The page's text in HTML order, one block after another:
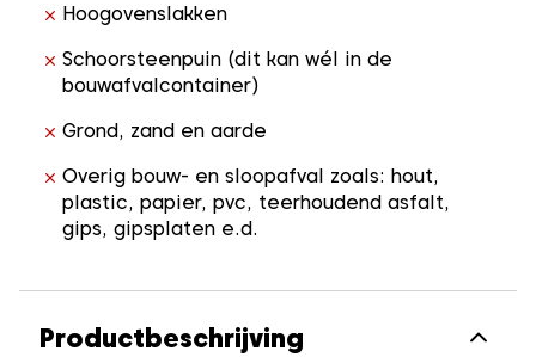
Hoogovenslakken
Schoorsteenpuin (dit kan wél in de
bouwafvalcontainer)
Grond, zand en aarde
Overig bouw- en sloopafval zoals: hout,
plastic, papier, pvc, teerhoudend asfalt,
gips, gipsplaten e.d.
Productbeschrijving